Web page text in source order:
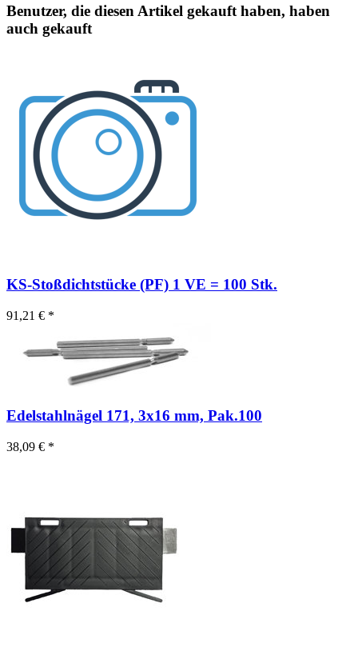
Benutzer, die diesen Artikel gekauft haben, haben
auch gekauft
KS-Stoßdichtstücke (PF) 1 VE = 100 Stk.
91,21 € *
Edelstahlnägel 171, 3x16 mm, Pak.100
38,09 € *